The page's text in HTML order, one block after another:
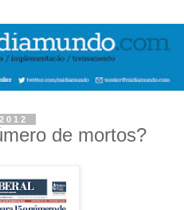
de mortos?